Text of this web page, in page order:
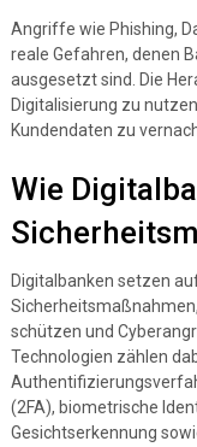
Angriffe wie Phishing,
reale Gefahren, denen
ausgesetzt sind. Die
Digitalisierung zu
Kundendaten zu
Wie
Digitalbanken setzen
schützen und
Technologien zählen
(2FA), biometrische
Gesichtserkennung